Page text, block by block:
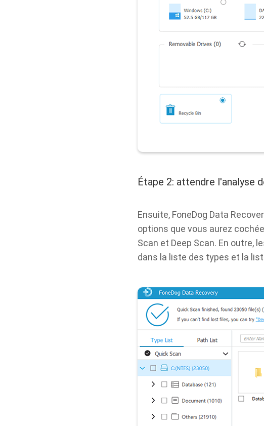
Étape 2: attendre l'analyse
Ensuite, FoneDog Data
options que vous aurez
Scan et Deep Scan. En outre,
dans la liste des types et la